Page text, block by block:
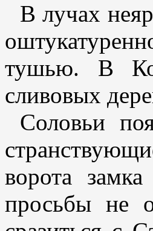
В лучах
тушью. В
сливовых
Соловьи
ворота
просьбы не